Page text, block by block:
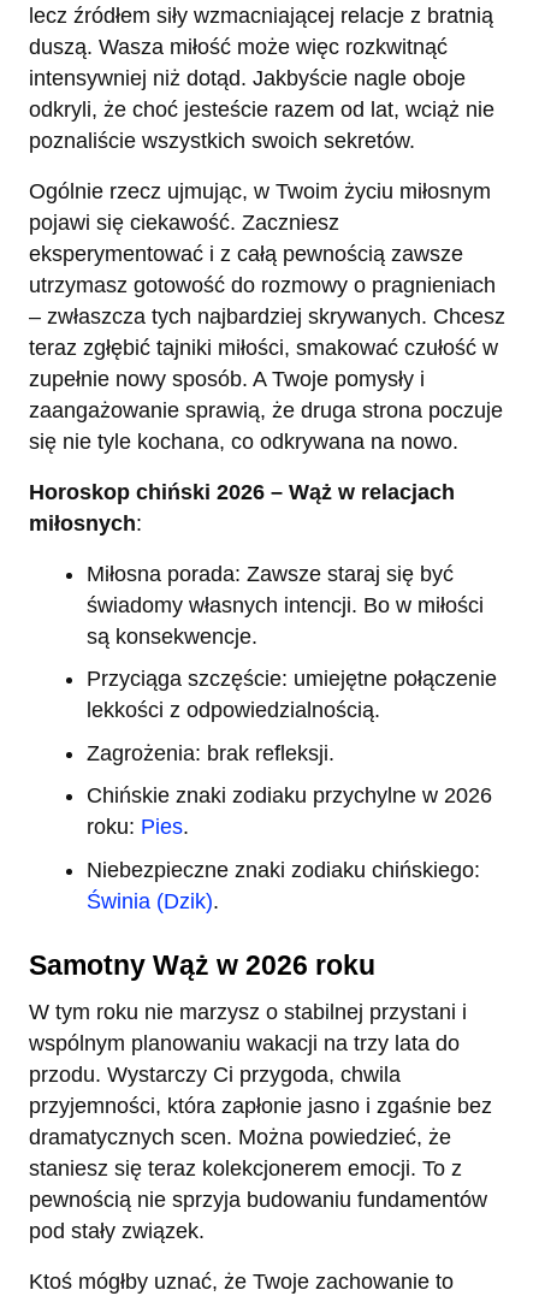
lecz źródłem siły wzmacniającej relacje z bratnią
duszą. Wasza miłość może więc rozkwitnąć
intensywniej niż dotąd. Jakbyście nagle oboje
odkryli, że choć jesteście razem od lat, wciąż nie
poznaliście wszystkich swoich sekretów.
Ogólnie rzecz ujmując, w Twoim życiu miłosnym
pojawi się ciekawość. Zaczniesz
eksperymentować i z całą pewnością zawsze
utrzymasz gotowość do rozmowy o pragnieniach
– zwłaszcza tych najbardziej skrywanych. Chcesz
teraz zgłębić tajniki miłości, smakować czułość w
zupełnie nowy sposób. A Twoje pomysły i
zaangażowanie sprawią, że druga strona poczuje
się nie tyle kochana, co odkrywana na nowo.
Horoskop chiński 2026 – Wąż w relacjach
miłosnych:
Miłosna porada: Zawsze staraj się być
świadomy własnych intencji. Bo w miłości
są konsekwencje.
Przyciąga szczęście: umiejętne połączenie
lekkości z odpowiedzialnością.
Zagrożenia: brak refleksji.
Chińskie znaki zodiaku przychylne w 2026
roku: Pies.
Niebezpieczne znaki zodiaku chińskiego:
Świnia (Dzik).
Samotny Wąż w 2026 roku
W tym roku nie marzysz o stabilnej przystani i
wspólnym planowaniu wakacji na trzy lata do
przodu. Wystarczy Ci przygoda, chwila
przyjemności, która zapłonie jasno i zgaśnie bez
dramatycznych scen. Można powiedzieć, że
staniesz się teraz kolekcjonerem emocji. To z
pewnością nie sprzyja budowaniu fundamentów
pod stały związek.
Ktoś mógłby uznać, że Twoje zachowanie to